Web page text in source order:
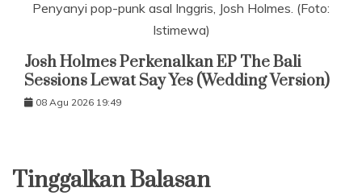
Penyanyi pop-punk asal Inggris, Josh Holmes. (Foto:
Istimewa)
Josh Holmes Perkenalkan EP The Bali
Sessions Lewat Say Yes (Wedding Version)
08 Agu 2026 19:49
Tinggalkan Balasan